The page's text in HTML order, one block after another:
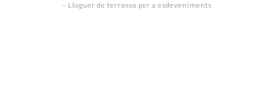
– Lloguer de terrassa per a esdeveniments